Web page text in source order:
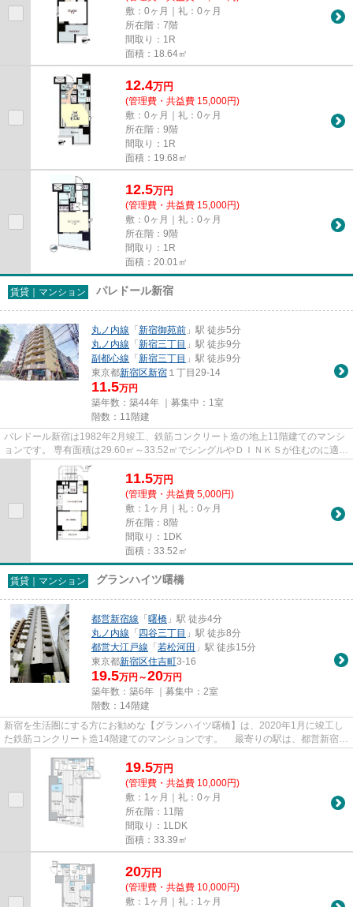
敷：0ヶ月｜礼：0ヶ月
所在階：7階
間取り：1R
面積：18.64㎡
12.4万円
(管理費・共益費 15,000円)
敷：0ヶ月｜礼：0ヶ月
所在階：9階
間取り：1R
面積：19.68㎡
12.5万円
(管理費・共益費 15,000円)
敷：0ヶ月｜礼：0ヶ月
所在階：9階
間取り：1R
面積：20.01㎡
賃貸｜マンション パレドール新宿
丸ノ内線 「 新宿御苑前 」駅 徒歩5分
丸ノ内線 「 新宿三丁目 」駅 徒歩9分
副都心線 「 新宿三丁目 」駅 徒歩9分
東京都新宿区新宿 １丁目29-14
11.5万円
築年数：築44年 ｜募集中： 1室
階数：11階建
パレドール新宿は1982年2月竣工、鉄筋コンクリート造の地上11階建てのマンシ
ョンです。 専有面積は29.60㎡～33.52㎡でシングルやＤＩＮＫＳが住むのに適し
たプランが中心となっていま...
11.5万円
(管理費・共益費 5,000円)
敷：1ヶ月｜礼：0ヶ月
所在階：8階
間取り：1DK
面積：33.52㎡
賃貸｜マンション グランハイツ曙橋
都営新宿線 「 曙橋 」駅 徒歩4分
丸ノ内線 「 四谷三丁目 」駅 徒歩8分
都営大江戸線 「 若松河田 」駅 徒歩15分
東京都新宿区住吉町3-16
19.5万円～20万円
築年数：築6年 ｜募集中： 2室
階数：14階建
新宿を生活圏にする方にお勧めな【グランハイツ曙橋】は、2020年1月に竣工し
た鉄筋コンクリート造14階建てのマンションです。 最寄りの駅は、都営新宿線
19.5万円
(管理費・共益費 10,000円)
敷：1ヶ月｜礼：0ヶ月
所在階：11階
間取り：1LDK
面積：33.39㎡
20万円
(管理費・共益費 10,000円)
敷：1ヶ月｜礼：1ヶ月